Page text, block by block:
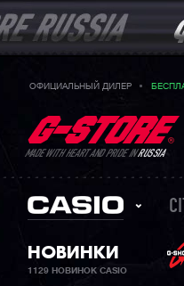
ОФИЦИАЛЬНЫЙ ДИЛЕР
MADE WITH HEART AND PRIDE INRUSSIA
НОВИНКИ
1129 НОВИНОК CASIO